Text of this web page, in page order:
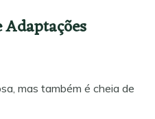
mas também é cheia de